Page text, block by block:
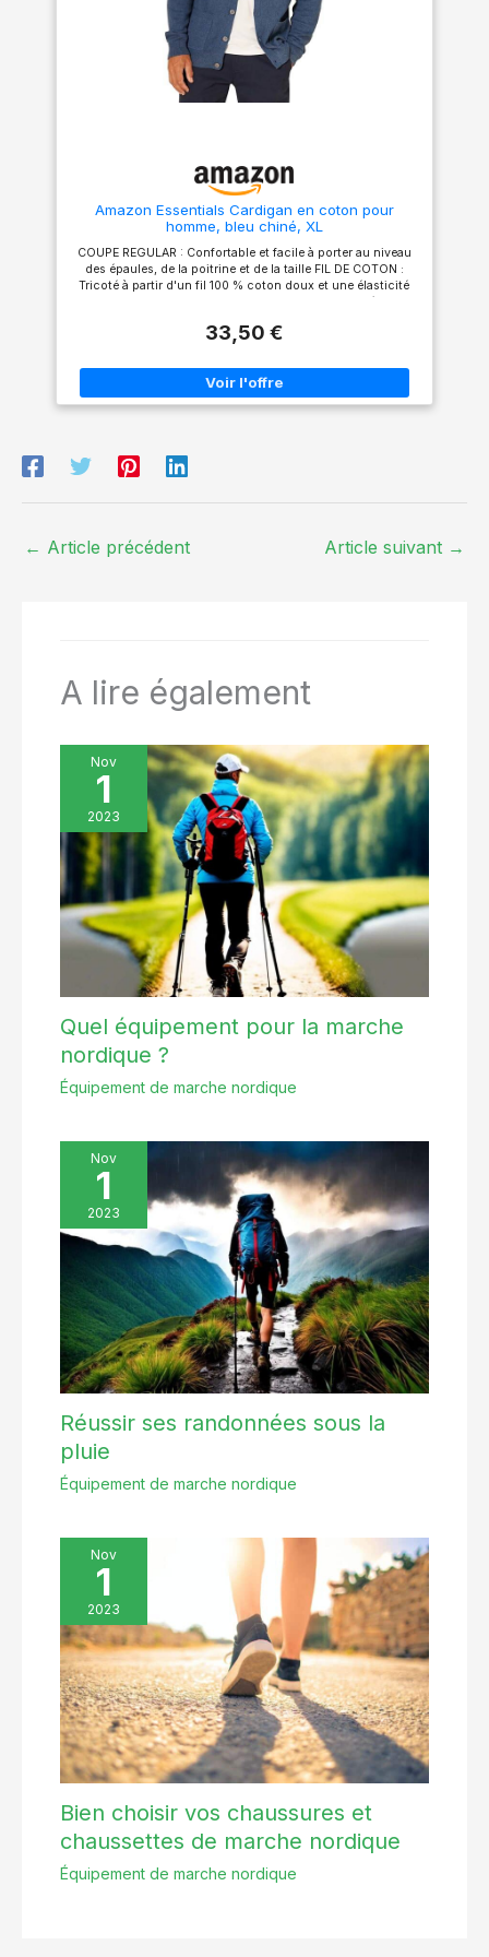
chemises à manches courtes,
des blouses, des vestes ou
des tailleurs. Idée cadeau : Ce
gilet peut également être offert
à des amis, à la famille ou à
des collègues à l'occasion de
Thanksgiving ou de toute
Nettoyage à sec ou lavage à la
main recommandés. Lavable
vous référer à notre tableau
des tailles pour choisir la taille
standard, et non à celui
chemises à manches courtes,
des blouses, des vestes ou
des tailleurs. Idée cadeau : Ce
gilet peut également être offert
à des amis, à la famille ou à
Nettoyage à sec ou lavage à la
main recommandés. Lavable
vous référer à notre tableau
des tailles pour choisir la taille
standard, et non à celui
Amazon Essentials Cardigan en coton pour
homme, bleu chiné, XL
COUPE REGULAR : Confortable et facile à porter au niveau
des épaules, de la poitrine et de la taille FIL DE COTON :
Tricoté à partir d'un fil 100 % coton doux et une élasticité
naturelle. PULL DE TOUS LES JOURS : Ce cardigan léger est
un jean pour un look confortable, ou habillez-le avec une
DÉTAILS : Encolure en V avec patte de boutonnage centrale.
Bordures côtelées au bas des manches et à l'ourlet inférieur.
33,50 €
← Article précédent Article suivant →
A lire également
Nov
1
2023
Quel équipement pour la marche
nordique ?
Équipement de marche nordique
Nov
1
2023
Réussir ses randonnées sous la
pluie
Équipement de marche nordique
Nov
1
2023
Bien choisir vos chaussures et
chaussettes de marche nordique
Équipement de marche nordique